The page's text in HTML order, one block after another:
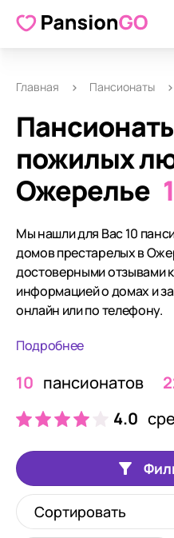
Главная Пансионаты
пожилых
Ожерелье
Мы нашли для Вас 10
домов престарелых в
достоверными отзывами
информацией о домах и
онлайн или по телефону.
Подробнее
10 пансионатов
4.0
Сортировать